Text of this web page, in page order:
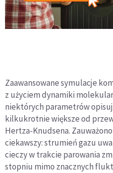
Zaawansowane symulacje
z użyciem dynamiki
niektórych parametrów
kilkukrotnie większe od
Hertza-Knudsena.
ciekawszy: strumień gazu
cieczy w trakcie parowania
stopniu mimo znacznych